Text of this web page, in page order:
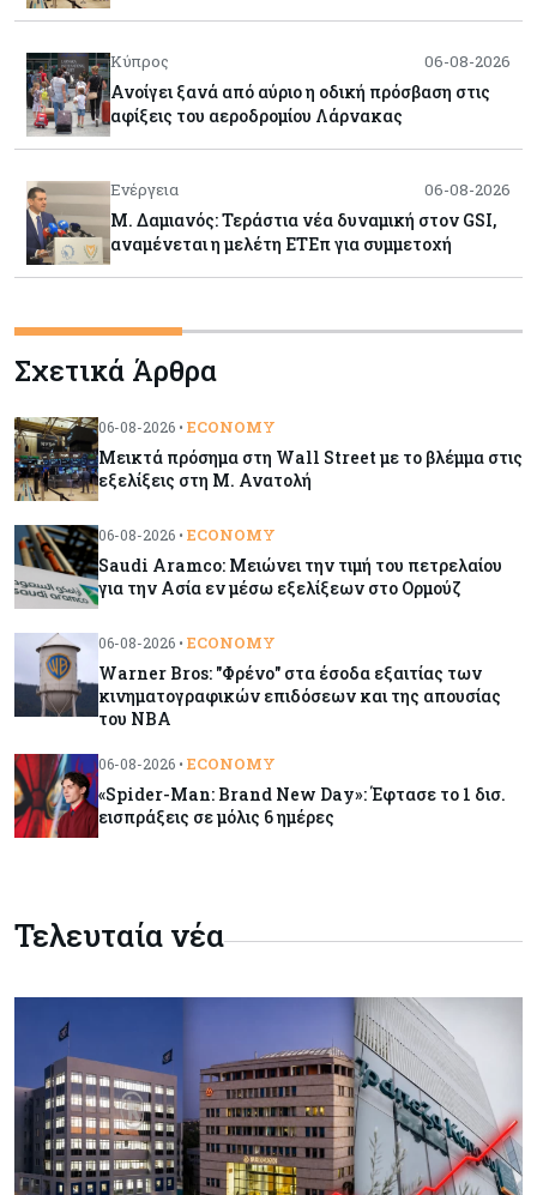
Κύπρος 06-08-2026
Ανοίγει ξανά από αύριο η οδική πρόσβαση στις
αφίξεις του αεροδρομίου Λάρνακας
Ενέργεια 06-08-2026
Μ. Δαμιανός: Τεράστια νέα δυναμική στον GSI,
αναμένεται η μελέτη ΕΤΕπ για συμμετοχή
πετρελαίου για την Ασία εν μέσω εξελίξεων στο
Κύπρος 06-08-2026
Πιάνει δουλειά ο Κυπριακός Οργανισμός
ενεργοποιήθηκε ο νόμος
Κόσμος 06-08-2026
Warner Bros: "Φρένο" στα έσοδα εξαιτίας των
απουσίας του NBA
απέναντι στη UniCredit ενόψει κρίσιμων
διαπραγματεύσεων
«Spider-Man: Brand New Day»: Έφτασε το 1
δισ. εισπράξεις σε μόλις 6 ημέρες
06-08-2026
Eurostat: Ετήσια αύξηση 5% του όγκου λιανικού
εμπορίου στην Κύπρο τον Ιούνιο
Κύπρος 06-08-2026
Στην κυκλοφορία ο νέος δρόμος Λάρνακας –
Σχετικά Άρθρα
06-08-2026 • ECONOMY
Μεικτά πρόσημα στη Wall Street με το βλέμμα στις
εξελίξεις στη Μ. Ανατολή
06-08-2026 • ECONOMY
Saudi Aramco: Μειώνει την τιμή του πετρελαίου
για την Ασία εν μέσω εξελίξεων στο Ορμούζ
06-08-2026 • ECONOMY
Warner Bros: "Φρένο" στα έσοδα εξαιτίας των
κινηματογραφικών επιδόσεων και της απουσίας
του NBA
06-08-2026 • ECONOMY
«Spider-Man: Brand New Day»: Έφτασε το 1 δισ.
εισπράξεις σε μόλις 6 ημέρες
Τελευταία νέα